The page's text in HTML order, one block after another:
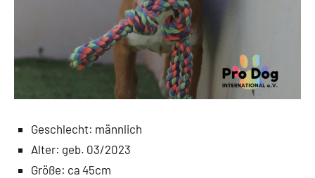
Geschlecht: männlich
Alter: geb. 03/2023
Größe: ca 45cm